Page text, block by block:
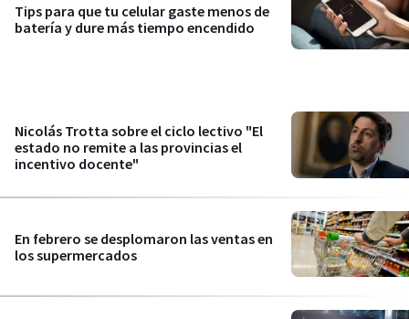
Tips para que tu celular gaste menos de
batería y dure más tiempo encendido
Nicolás Trotta sobre el ciclo lectivo "El
estado no remite a las provincias el
incentivo docente"
En febrero se desplomaron las ventas en
los supermercados